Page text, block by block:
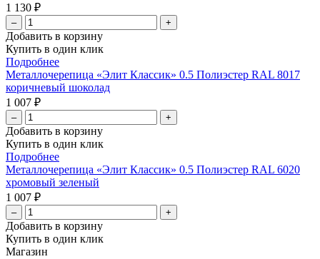
1 130 ₽
– +
Добавить в корзину
Купить в один клик
Подробнее
Металлочерепица «Элит Классик» 0.5 Полиэстер RAL 8017
коричневый шоколад
1 007 ₽
– +
Добавить в корзину
Купить в один клик
Подробнее
Металлочерепица «Элит Классик» 0.5 Полиэстер RAL 6020
хромовый зеленый
1 007 ₽
– +
Добавить в корзину
Купить в один клик
Магазин